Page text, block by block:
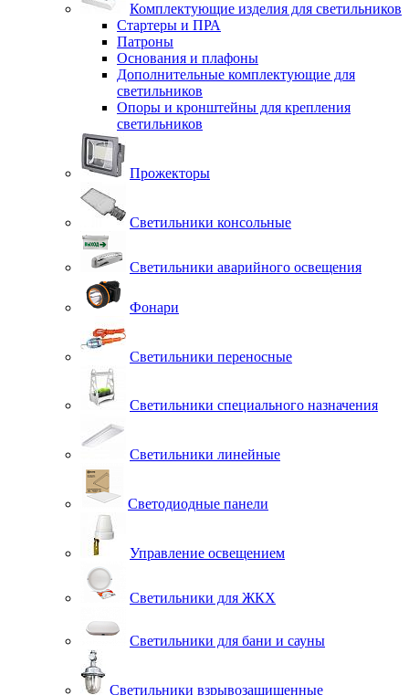
Комплектующие изделия для светильников
Стартеры и ПРА
Патроны
Основания и плафоны
Дополнительные комплектующие для
светильников
Опоры и кронштейны для крепления
светильников
Прожекторы
Светильники консольные
Светильники аварийного освещения
Фонари
Светильники переносные
Светильники специального назначения
Светильники линейные
Светодиодные панели
Управление освещением
Светильники для ЖКХ
Светильники для бани и сауны
Светильники взрывозащищенные